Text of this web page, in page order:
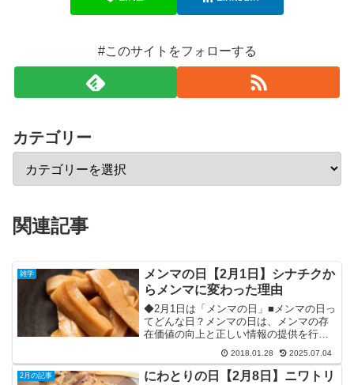
#このサイトをフォローする
カテゴリー
関連記事
雑学
メンマの日【2月1日】シナチクか
らメンマに変わった理由
◆2月1日は「メンマの日」■メンマの日っ
てどんな日？メンマの日は、メンマの存
在価値の向上と正しい情報の提供を行
い、メンマを食べる機会を創出する日で
す。堅苦しく書くと上記のようになりま
すが、要するに「みんなでメンマを食べ
2018.01.28 2025.07.04
2月の記事
にわとりの日【2月8日】ニワトリ